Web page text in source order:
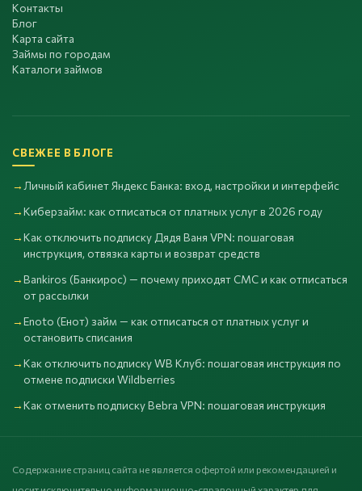
Контакты
Блог
Карта сайта
Займы по городам
Каталоги займов
СВЕЖЕЕ В БЛОГЕ
Личный кабинет Яндекс Банка: вход, настройки и интерфейс
Киберзайм: как отписаться от платных услуг в 2026 году
Как отключить подписку Дядя Ваня VPN: пошаговая
инструкция, отвязка карты и возврат средств
Bankiros (Банкирос) — почему приходят СМС и как отписаться
от рассылки
Enoto (Енот) займ — как отписаться от платных услуг и
остановить списания
Как отключить подписку WB Клуб: пошаговая инструкция по
отмене подписки Wildberries
Как отменить подписку Bebra VPN: пошаговая инструкция
Содержание страниц сайта не является офертой или рекомендацией и